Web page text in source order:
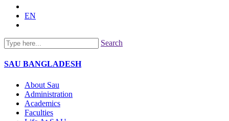
EN
Search
SAU BANGLADESH
About Sau
Administration
Academics
Faculties